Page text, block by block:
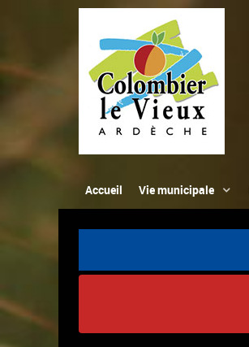
Accueil Vie municipale